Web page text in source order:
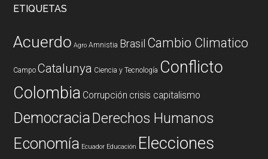
ETIQUETAS
Acuerdo Agro Amnistia Brasil Cambio Climatico
Campo Catalunya Ciencia y Tecnología Conflicto
Colombia Corrupción crisis capitalismo
DemocraciaDerechos Humanos
Economía Ecuador Educación Elecciones